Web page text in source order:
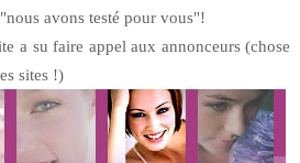
avons testé pour vous"!
a su faire appel aux annonceurs (chose
sites !)